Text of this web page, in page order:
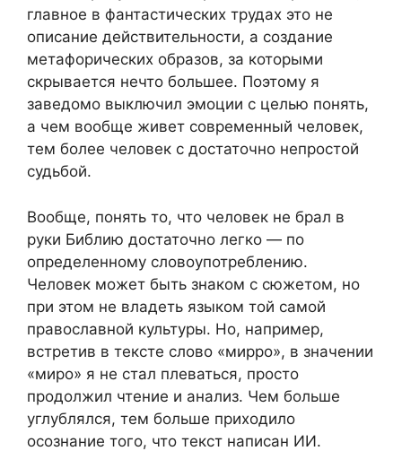
главное в фантастических трудах это не
описание действительности, а создание
метафорических образов, за которыми
скрывается нечто большее. Поэтому я
заведомо выключил эмоции с целью понять,
а чем вообще живет современный человек,
тем более человек с достаточно непростой
судьбой.
Вообще, понять то, что человек не брал в
руки Библию достаточно легко — по
определенному словоупотреблению.
Человек может быть знаком с сюжетом, но
при этом не владеть языком той самой
православной культуры. Но, например,
встретив в тексте слово «мирро», в значении
«миро» я не стал плеваться, просто
продолжил чтение и анализ. Чем больше
углублялся, тем больше приходило
осознание того, что текст написан ИИ.